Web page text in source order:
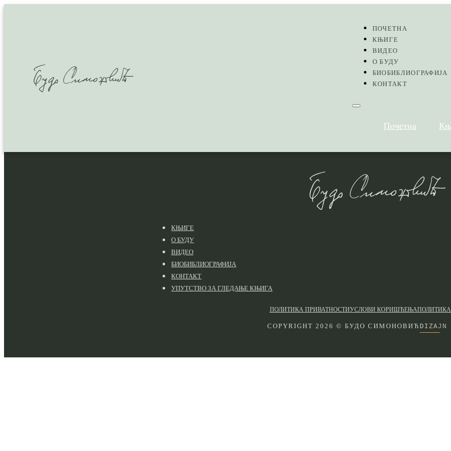
ПОЧЕТНА
КЊИГЕ
ВИДЕО
О БУДУ
БИОБИБЛИОГРАФИЈА
КОНТАКТ
Почетна
КЊИГЕ
О БУДУ
ВИДЕО
БИОБИБЛИОГРАФИЈА
КОНТАКТ
УПУТСТВО ЗА ГЛЕДАЊЕ КЊИГА
ПОЛИТИКА ПРИВАТНОСТИУСЛОВИ КОРИШЋЕЊА
COPYRIGHT 2026 © БУДО СИМОНОВИЋ DIZAJN